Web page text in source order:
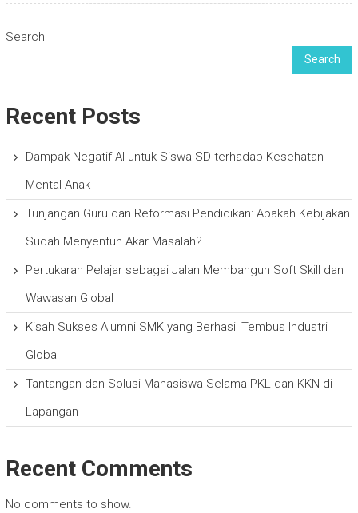
Search
Search
Recent Posts
Dampak Negatif AI untuk Siswa SD terhadap Kesehatan
Mental Anak
Tunjangan Guru dan Reformasi Pendidikan: Apakah Kebijakan
Sudah Menyentuh Akar Masalah?
Pertukaran Pelajar sebagai Jalan Membangun Soft Skill dan
Wawasan Global
Kisah Sukses Alumni SMK yang Berhasil Tembus Industri
Global
Tantangan dan Solusi Mahasiswa Selama PKL dan KKN di
Lapangan
Recent Comments
No comments to show.